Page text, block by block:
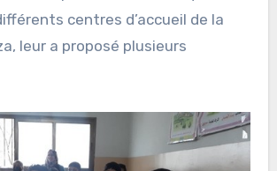
centres d’accueil de la
leur a proposé plusieurs